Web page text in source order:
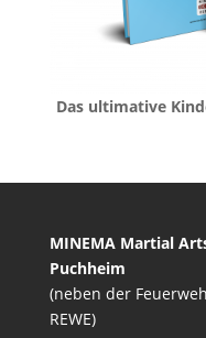
Das ultimative
MINEMA Martial
Puchheim
(neben der
REWE)